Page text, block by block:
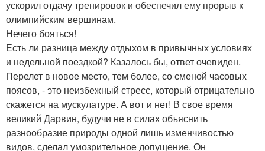
ускорил отдачу тренировок и обеспечил ему прорыв к
олимпийским вершинам.
Нечего бояться!
Есть ли разница между отдыхом в привычных условиях
и недельной поездкой? Казалось бы, ответ очевиден.
Перелет в новое место, тем более, со сменой часовых
поясов, - это неизбежный стресс, который отрицательно
скажется на мускулатуре. А вот и нет! В свое время
великий Дарвин, будучи не в силах объяснить
разнообразие природы одной лишь изменчивостью
видов, сделал умозрительное допущение. Он